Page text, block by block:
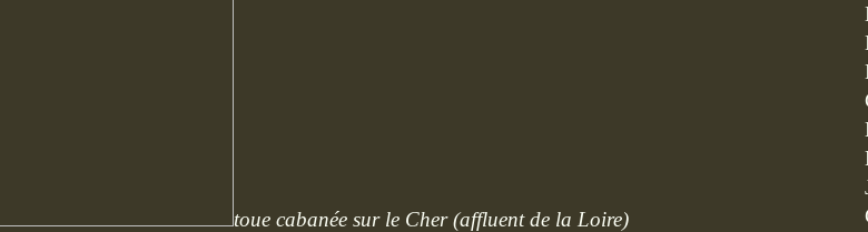
toue cabanée sur le Cher (affluent de la Loire)